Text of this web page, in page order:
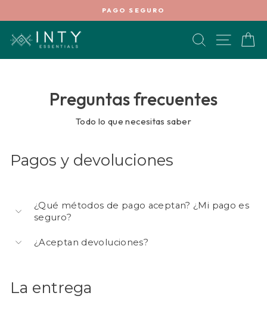
contenido
diapositivas
PAGO SEGURO
BUSCAR
Preguntas frecuentes
Todo lo que necesitas saber
Pagos y devoluciones
¿Qué métodos de pago aceptan? ¿Mi pago es
seguro?
¿Aceptan devoluciones?
La entrega